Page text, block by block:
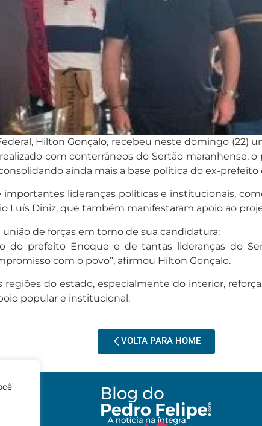
Hilton Gonçalo, recebeu neste domingo (22)
com conterrâneos do Sertão maranhense,
ainda mais a base política do ex-prefeito
lideranças políticas e institucionais,
Luís Diniz, que também manifestaram apoio ao
de forças em torno de sua candidatura:
do prefeito Enoque e de tantas lideranças do
com o povo”, afirmou Hilton Gonçalo.
regiões do estado, especialmente do interior,
popular e institucional.
VOLTA PARA HOME